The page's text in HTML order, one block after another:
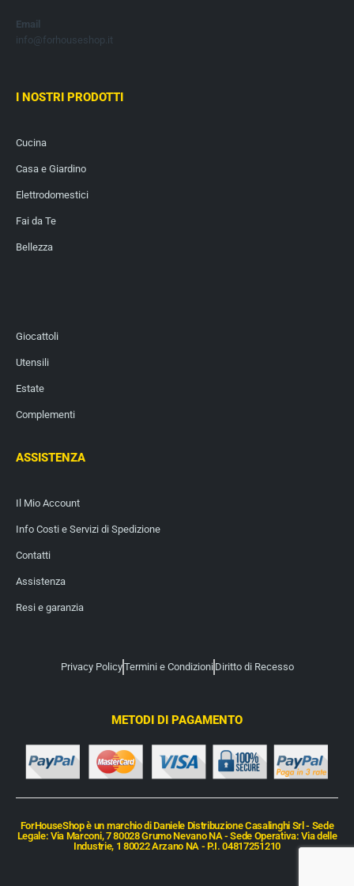
Email
info@forhouseshop.it
I NOSTRI PRODOTTI
Cucina
Casa e Giardino
Elettrodomestici
Fai da Te
Bellezza
Giocattoli
Utensili
Estate
Complementi
ASSISTENZA
Il Mio Account
Info Costi e Servizi di Spedizione
Contatti
Assistenza
Resi e garanzia
Privacy PolicyTermini e Condizioni Diritto di Recesso
METODI DI PAGAMENTO
ForHouseShop è un marchio di Daniele Distribuzione Casalinghi Srl - Sede
Legale: Via Marconi, 7 80028 Grumo Nevano NA - Sede Operativa: Via delle
Industrie, 1 80022 Arzano NA - P.I. 04817251210